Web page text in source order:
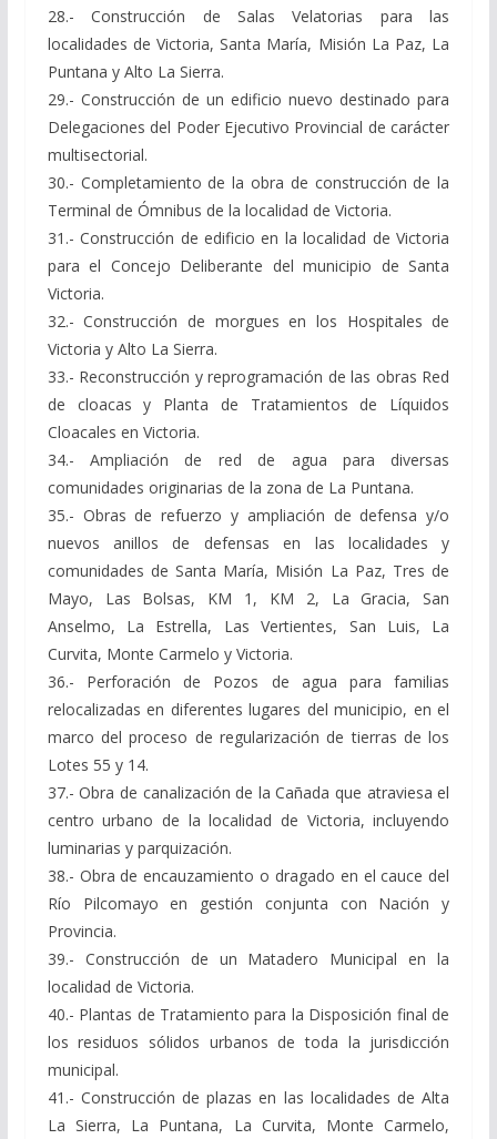
28.- Construcción de Salas Velatorias para las
localidades de Victoria, Santa María, Misión La Paz, La
Puntana y Alto La Sierra.
29.- Construcción de un edificio nuevo destinado para
Delegaciones del Poder Ejecutivo Provincial de carácter
multisectorial.
30.- Completamiento de la obra de construcción de la
Terminal de Ómnibus de la localidad de Victoria.
31.- Construcción de edificio en la localidad de Victoria
para el Concejo Deliberante del municipio de Santa
Victoria.
32.- Construcción de morgues en los Hospitales de
Victoria y Alto La Sierra.
33.- Reconstrucción y reprogramación de las obras Red
de cloacas y Planta de Tratamientos de Líquidos
Cloacales en Victoria.
34.- Ampliación de red de agua para diversas
comunidades originarias de la zona de La Puntana.
35.- Obras de refuerzo y ampliación de defensa y/o
nuevos anillos de defensas en las localidades y
comunidades de Santa María, Misión La Paz, Tres de
Mayo, Las Bolsas, KM 1, KM 2, La Gracia, San
Anselmo, La Estrella, Las Vertientes, San Luis, La
Curvita, Monte Carmelo y Victoria.
36.- Perforación de Pozos de agua para familias
relocalizadas en diferentes lugares del municipio, en el
marco del proceso de regularización de tierras de los
Lotes 55 y 14.
37.- Obra de canalización de la Cañada que atraviesa el
centro urbano de la localidad de Victoria, incluyendo
luminarias y parquización.
38.- Obra de encauzamiento o dragado en el cauce del
Río Pilcomayo en gestión conjunta con Nación y
Provincia.
39.- Construcción de un Matadero Municipal en la
localidad de Victoria.
40.- Plantas de Tratamiento para la Disposición final de
los residuos sólidos urbanos de toda la jurisdicción
municipal.
41.- Construcción de plazas en las localidades de Alta
La Sierra, La Puntana, La Curvita, Monte Carmelo,